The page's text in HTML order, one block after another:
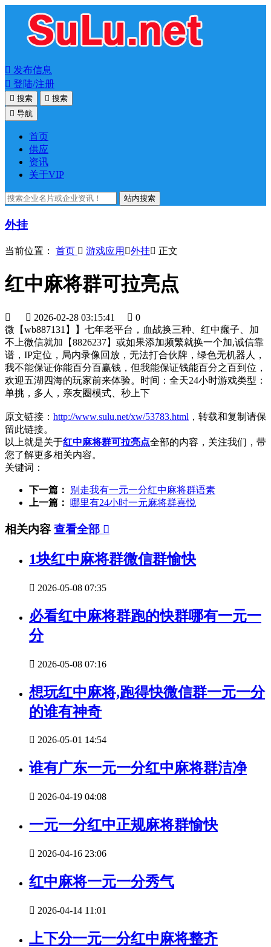
 发布信息
 登陆/注册
 搜索  搜索
 导航
首页
供应
资讯
关于VIP
站内搜索
外挂
当前位置： 首页  游戏应用 外挂 正文
红中麻将群可拉亮点
  2026-02-28 03:15:41  0
微【wb887131】】七年老平台，血战换三种、红中癞子、加
不上微信就加【8826237】或如果添加频繁就换一个加,诚信靠
谱，IP定位，局内录像回放，无法打合伙牌，绿色无机器人，
我不能保证你能百分百赢钱，但我能保证钱能百分之百到位，
欢迎五湖四海的玩家前来体验。时间：全天24小时游戏类型：
单挑，多人，亲友圈模式、秒上下
原文链接： http://www.sulu.net/xw/53783.html ，转载和复制请保
留此链接。
以上就是关于红中麻将群可拉亮点全部的内容，关注我们，带
您了解更多相关内容。
关键词：
下一篇：
别走我有一元一分红中麻将群语素
上一篇：
哪里有24小时一元麻将群喜悦
相关内容 查看全部 
1块红中麻将群微信群愉快
 2026-05-08 07:35
必看红中麻将群跑的快群哪有一元一
分
 2026-05-08 07:16
想玩红中麻将,跑得快微信群一元一分
的谁有神奇
 2026-05-01 14:54
谁有广东一元一分红中麻将群洁净
 2026-04-19 04:08
一元一分红中正规麻将群愉快
 2026-04-16 23:06
红中麻将一元一分秀气
 2026-04-14 11:01
上下分一元一分红中麻将整齐